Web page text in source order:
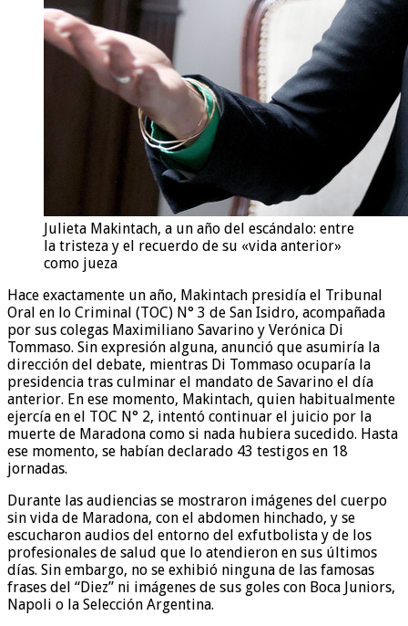
Julieta Makintach, a un año del escándalo: entre
la tristeza y el recuerdo de su «vida anterior»
como jueza
Hace exactamente un año, Makintach presidía el Tribunal
Oral en lo Criminal (TOC) N° 3 de San Isidro, acompañada
por sus colegas Maximiliano Savarino y Verónica Di
Tommaso. Sin expresión alguna, anunció que asumiría la
dirección del debate, mientras Di Tommaso ocuparía la
presidencia tras culminar el mandato de Savarino el día
anterior. En ese momento, Makintach, quien habitualmente
ejercía en el TOC N° 2, intentó continuar el juicio por la
muerte de Maradona como si nada hubiera sucedido. Hasta
ese momento, se habían declarado 43 testigos en 18
jornadas.
Durante las audiencias se mostraron imágenes del cuerpo
sin vida de Maradona, con el abdomen hinchado, y se
escucharon audios del entorno del exfutbolista y de los
profesionales de salud que lo atendieron en sus últimos
días. Sin embargo, no se exhibió ninguna de las famosas
frases del “Diez” ni imágenes de sus goles con Boca Juniors,
Napoli o la Selección Argentina.